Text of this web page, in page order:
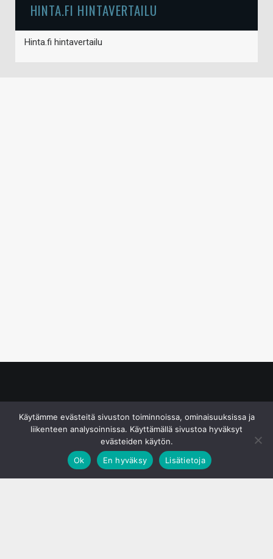
HINTA.FI HINTAVERTAILU
Hinta.fi hintavertailu
Käytämme evästeitä sivuston toiminnoissa, ominaisuuksissa ja
liikenteen analysoinnissa. Käyttämällä sivustoa hyväksyt
evästeiden käytön.
Ok
En hyväksy Lisätietoja